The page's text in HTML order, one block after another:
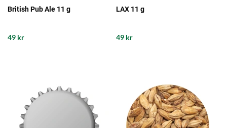
British Pub Ale 11 g
49 kr
LAX 11 g
49 kr